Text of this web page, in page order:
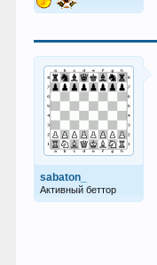
sabaton_
Активный беттор